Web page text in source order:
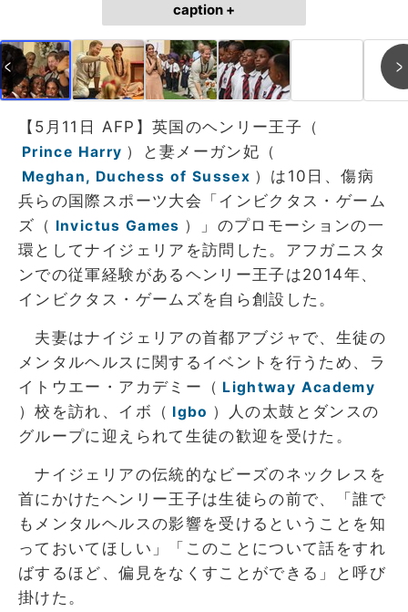
caption +
【5月11日 AFP】英国のヘンリー王子（
Prince Harry ）と妻メーガン妃（
Meghan, Duchess of Sussex ）は10日、傷病
兵らの国際スポーツ大会「インビクタス・ゲーム
ズ（ Invictus Games ）」のプロモーションの一
環としてナイジェリアを訪問した。アフガニスタ
ンでの従軍経験があるヘンリー王子は2014年、
インビクタス・ゲームズを自ら創設した。
夫妻はナイジェリアの首都アブジャで、生徒の
メンタルヘルスに関するイベントを行うため、ラ
イトウエー・アカデミー（ Lightway Academy
）校を訪れ、イボ（ Igbo ）人の太鼓とダンスの
グループに迎えられて生徒の歓迎を受けた。
ナイジェリアの伝統的なビーズのネックレスを
首にかけたヘンリー王子は生徒らの前で、「誰で
もメンタルヘルスの影響を受けるということを知
っておいてほしい」「このことについて話をすれ
ばするほど、偏見をなくすことができる」と呼び
掛けた。